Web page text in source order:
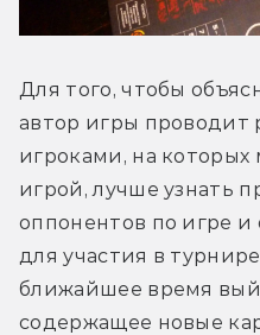
Для того, чтобы
автор игры проводит
игроками, на
игрой, лучше узнать
оппонентов по игре и
для участия в
ближайшее время
содержащее новые